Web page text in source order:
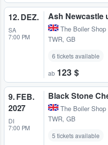
12. DEZ.
SA
7:00 PM
Ash Newcastle
The Boiler
TWR, GB
6 tickets available
ab 123 $
9. FEB.
2027
DI
7:00 PM
Black Stone
The Boiler
TWR, GB
5 tickets available